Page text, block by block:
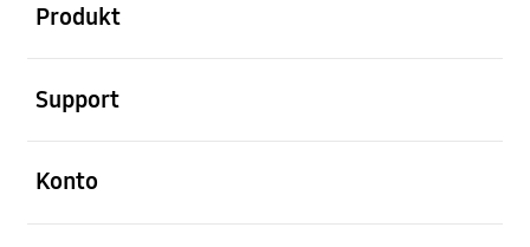
Produkt
Support
Konto